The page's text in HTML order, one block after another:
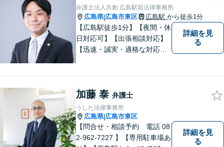
弁護士法人共創 広島駅前法律事務所
広島県|広島市東区 広島駅 から徒歩1分
【広島駅徒歩1分】【夜間・休
日対応可】【出張相談対応】
【迅速・誠実・適格な対応】
重視しています。また、弊事
務所は迅速な対応・回答を最
優先にしています。
詳細を見
る
加藤 泰 弁護士
うした法律事務所
広島県|広島市東区
【問合せ・相談予約 電話 08
2-962-7227 】【専用駐車場あ
詳細を見
る